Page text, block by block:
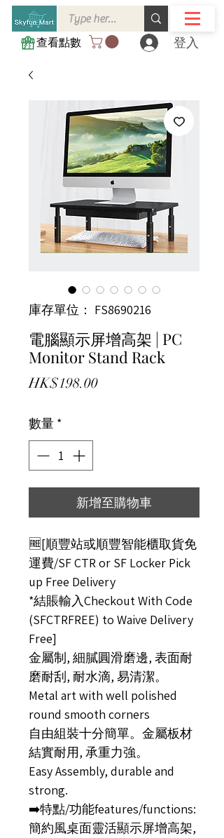
查看點數 登入
庫存單位： FS8690216
電腦顯示屏增高架 | PC
Monitor Stand Rack
HK$198.00價格
數量 *
新增至購物車
🆓[順豐站或順豐智能櫃取貨免
運費/SF CTR or SF Locker Pick
up Free Delivery
*結賬輸入Checkout With Code
(SFCTRFREE) to Waive Delivery
Free]
金屬制, 細膩圓滑磨邊, 表面耐
磨耐刮, 耐水滴, 易清潔。
Metal art with well polished
round smooth corners
自由組裝十分簡單。金屬板材
結實耐用, 承重力強。
Easy Assembly, durable and
strong.
➡️特點/功能features/functions:
簡約風桌面靈活顯示屏增高架,